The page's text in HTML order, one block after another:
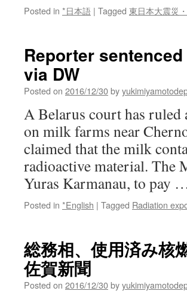
Posted in *日本語 | Tagged 東日本大震災
Reporter
via DW
Posted on 2016/12/30by
A Belarus court has
on milk farms near
claimed that the milk
radioactive material. The
Yuras Karmanau, to pay
Posted in *English | Tagged Radiation
総務相、使用済み
佐賀新聞
Posted on 2016/12/30by